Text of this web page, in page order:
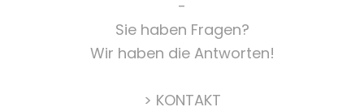
Sie haben Fragen?
Wir haben die Antworten!
> KONTAKT